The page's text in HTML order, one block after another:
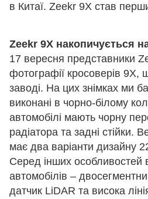
в Китаї. Zeekr 9X став
Zeekr 9X накопичується
17 вересня представники
фотографії кросоверів 9X,
заводі. На цих знімках ми
виконані в чорно-білому
автомобілі мають чорну
радіатора та задні стійки.
має два варіанти дизайну
Серед інших особливостей
автомобілів –
датчик LiDAR та висока